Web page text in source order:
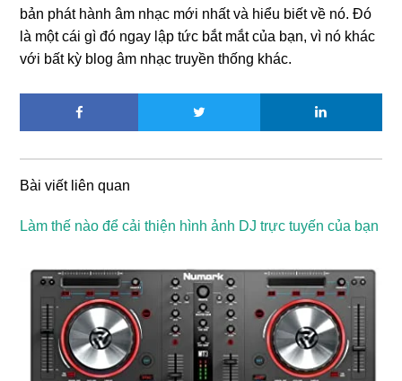
bản phát hành âm nhạc mới nhất và hiểu biết về nó. Đó
là một cái gì đó ngay lập tức bắt mắt của bạn, vì nó khác
với bất kỳ blog âm nhạc truyền thống khác.
Bài viết liên quan
Làm thế nào để cải thiện hình ảnh DJ trực tuyến của bạn